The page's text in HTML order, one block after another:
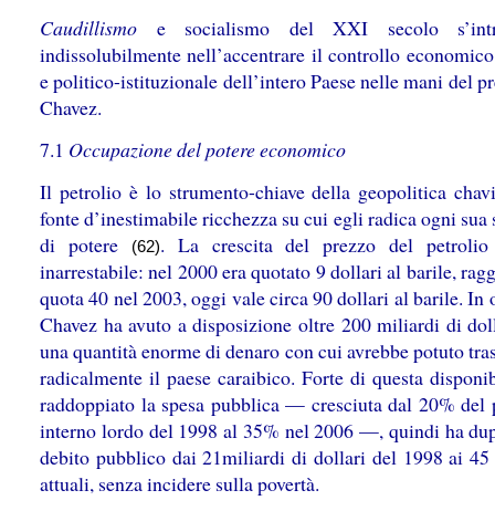
Caudillismo e socialismo del XXI secolo
indissolubilmente nell’accentrare il controllo
e politico-istituzionale dell’intero Paese nelle mani del
Chavez.
7.1 Occupazione del potere economico
Il petrolio è lo strumento-chiave della geopolitica
fonte d’inestimabile ricchezza su cui egli radica ogni sua
di potere
(62). La crescita del prezzo del petrolio
inarrestabile: nel 2000 era quotato 9 dollari al barile,
quota 40 nel 2003, oggi vale circa 90 dollari al barile. In
Chavez ha avuto a disposizione oltre 200 miliardi di
una quantità enorme di denaro con cui avrebbe potuto
radicalmente il paese caraibico. Forte di questa
raddoppiato la spesa pubblica — cresciuta dal 20% del
interno lordo del 1998 al 35% nel 2006 —, quindi ha
debito pubblico dai 21miliardi di dollari del 1998 ai
attuali, senza incidere sulla povertà.